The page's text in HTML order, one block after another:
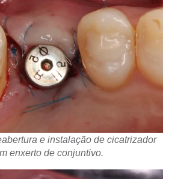
e instalação de cicatrizador
enxerto de conjuntivo.